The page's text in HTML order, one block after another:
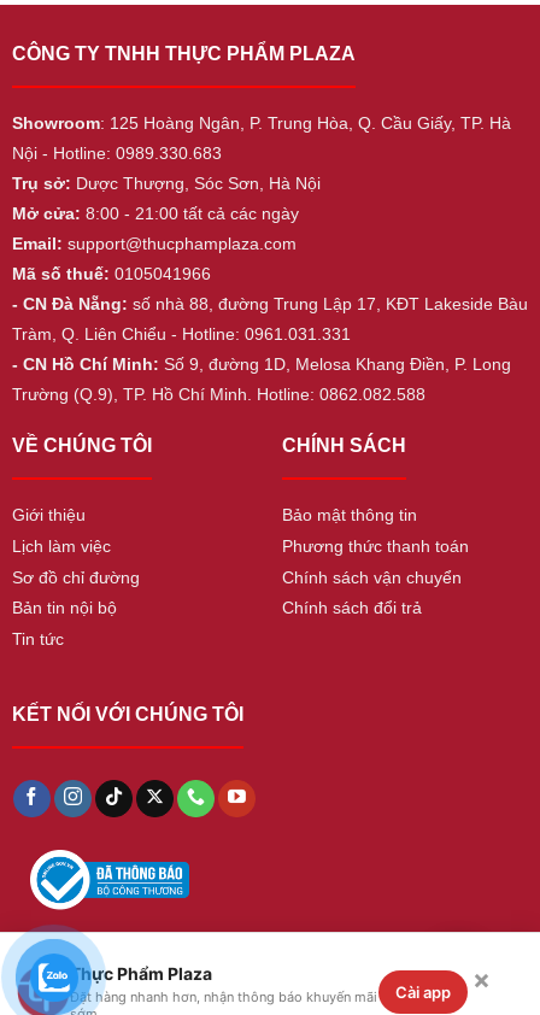
CÔNG TY TNHH THỰC PHẨM PLAZA
Showroom: 125 Hoàng Ngân, P. Trung Hòa, Q. Cầu Giấy, TP. Hà
Nội - Hotline: 0989.330.683
Trụ sở: Dược Thượng, Sóc Sơn, Hà Nội
Mở cửa: 8:00 - 21:00 tất cả các ngày
Email: support@thucphamplaza.com
Mã số thuế: 0105041966
- CN Đà Nẵng: số nhà 88, đường Trung Lập 17, KĐT Lakeside Bàu
Tràm, Q. Liên Chiểu - Hotline: 0961.031.331
- CN Hồ Chí Minh: Số 9, đường 1D, Melosa Khang Điền, P. Long
Trường (Q.9), TP. Hồ Chí Minh. Hotline: 0862.082.588
VỀ CHÚNG TÔI
Giới thiệu
Lịch làm việc
Sơ đồ chỉ đường
Bản tin nội bộ
Tin tức
CHÍNH SÁCH
Bảo mật thông tin
Phương thức thanh toán
Chính sách vận chuyển
Chính sách đổi trả
KẾT NỐI VỚI CHÚNG TÔI
Copyright 2026 © thucphamplaza. All Rights
Thực Phẩm Plaza
Đặt hàng nhanh hơn, nhận thông báo khuyến mãi
Cài app ×